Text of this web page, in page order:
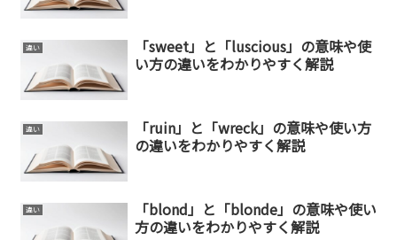
違い
「sweet」と「luscious」の意味や使
い方の違いをわかりやすく解説
違い
「ruin」と「wreck」の意味や使い方
の違いをわかりやすく解説
違い
「blond」と「blonde」の意味や使い
方の違いをわかりやすく解説